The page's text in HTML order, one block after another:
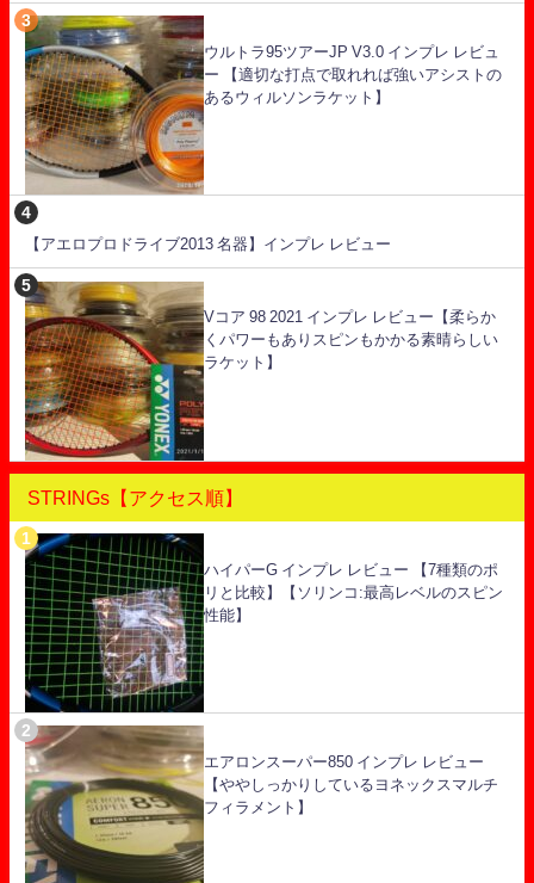
ウルトラ95ツアーJP V3.0 インプレ レビュ
ー 【適切な打点で取れれば強いアシストの
あるウィルソンラケット】
【アエロプロドライブ2013 名器】インプレ レビュー
Vコア 98 2021 インプレ レビュー【柔らか
くパワーもありスピンもかかる素晴らしい
ラケット】
STRINGs【アクセス順】
ハイパーG インプレ レビュー 【7種類のポ
リと比較】【ソリンコ:最高レベルのスピン
性能】
エアロンスーパー850 インプレ レビュー
【ややしっかりしているヨネックスマルチ
フィラメント】